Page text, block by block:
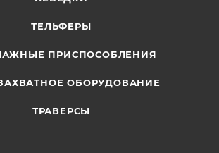
ТЕЛЬФЕРЫ
ПРИСПОСОБЛЕНИЯ
ОБОРУДОВАНИЕ
ТРАВЕРСЫ